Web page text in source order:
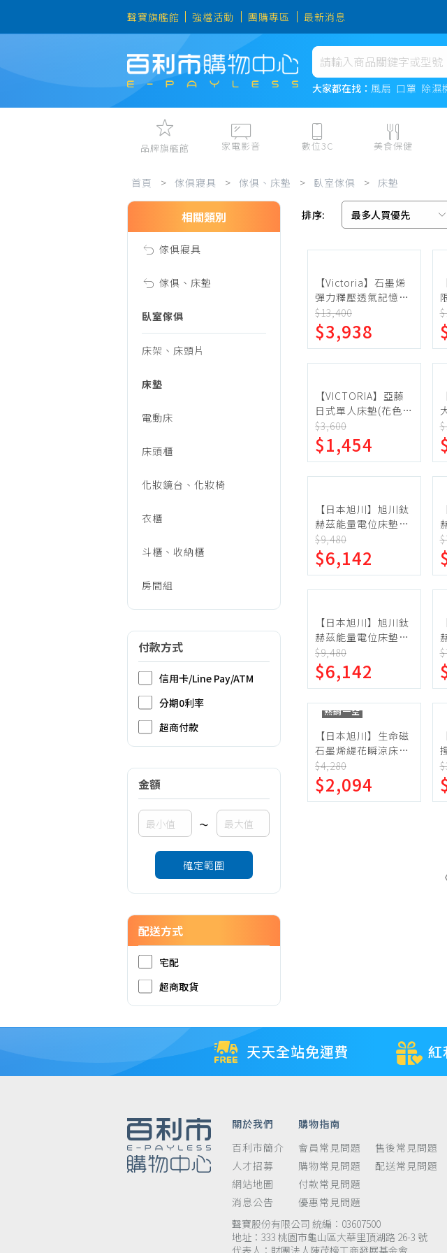
聲寶旗艦館 強檔活動 團購專區 最新消息
大家都在找： 風扇 口罩 除濕
熱門搜尋
風扇
口罩
衛生紙
Iphone 17
品牌旗艦館 家電影音
電冰箱、冷凍櫃
清淨機、除濕機
廚房家電
數位3C
數位周邊
筆電、桌機
美食保健
電子票券
紙本票券
熟食、小吃、滷味
零食、果乾、肉乾
蛋糕甜點、冰品
生鮮、蔬果 (免稅)
首頁 > 傢俱寢具 > 傢俱、床墊 > 臥室傢俱 > 床墊
相關類別
傢俱寢具
傢俱、床墊
臥室傢俱
床架、床頭片
床墊
電動床
床頭櫃
化妝鏡台、化妝椅
衣櫃
斗櫃、收納櫃
房間組
付款方式
信用卡/Line Pay/ATM
分期0利率
超商付款
金額
~
確定範圍
配送方式
宅配
超商取貨
排序:
【Victoria】石墨烯
彈力釋壓透氣記憶床
墊-雙人
$13,400
$3,938
【VICTORIA】亞藤
日式單人床墊(花色隨
機出貨)
$3,600
$1,454
【日本旭川】旭川鈦
赫茲能量電位床墊-
雙人(保暖 抑菌 消臭
)
$9,480
$6,142
【日本旭川】旭川鈦
赫茲能量電位床墊-
雙人(保暖 抑菌 消臭
)
$9,480
$6,142
熱銷一空
【日本旭川】生命磁
石墨烯緹花瞬涼床
墊-雙人
$4,280
$2,094
天天全站免運費 紅
關於我們
百利市簡介
人才招募
網站地圖
消息公告
購物指南
會員常見問題
購物常見問題
付款常見問題
優惠常見問題
售後常見問題
配送常見問題
聲寶股份有限公司 統編：03607500
地址：333 桃園市龜山區大華里頂湖路 26-3 號
代表人：財團法人陳茂榜工商發展基金會